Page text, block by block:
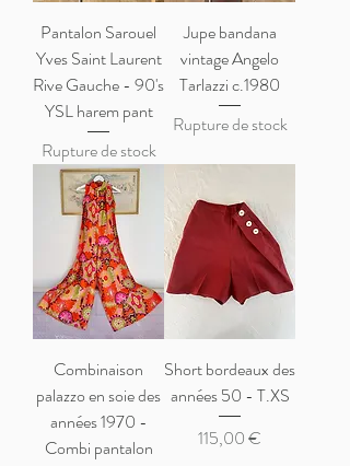
Pantalon Sarouel
Yves Saint Laurent
Rive Gauche - 90's
YSL harem pant
Rupture de stock
Jupe bandana
vintage Angelo
Tarlazzi c.1980
Rupture de stock
Combinaison
palazzo en soie des
années 1970 -
Combi pantalon
Short bordeaux des
années 50 - T.XS
Prix
115,00 €